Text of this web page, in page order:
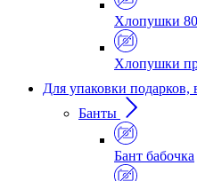
Хлопушки
Хлопушки
Для упаковки
Банты
Бант бабочка